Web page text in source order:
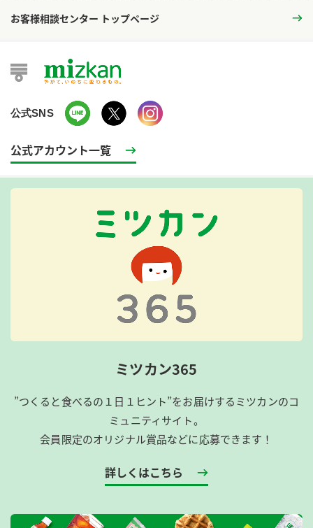
お客様相談センター トップページ
公式SNS
公式アカウント一覧
ミツカン365
”つくると食べるの１日１ヒント”をお届けするミツカンのコ
ミュニティサイト。
会員限定のオリジナル賞品などに応募できます！
詳しくはこちら